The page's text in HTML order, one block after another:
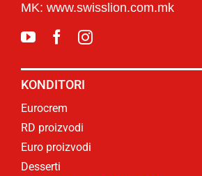
MK: www.swisslion.com.mk
KONDITORI
Eurocrem
RD proizvodi
Euro proizvodi
Desserti